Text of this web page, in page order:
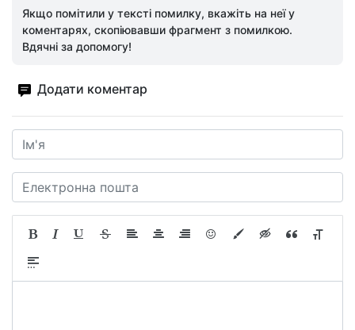
Якщо помітили у тексті помилку, вкажіть на неї у
коментарях, скопіювавши фрагмент з помилкою.
Вдячні за допомогу!
Додати коментар